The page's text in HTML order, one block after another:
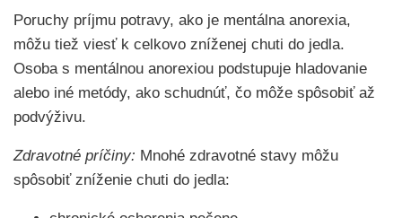
Poruchy príjmu potravy, ako je mentálna anorexia,
môžu tiež viesť k celkovo zníženej chuti do jedla.
Osoba s mentálnou anorexiou podstupuje hladovanie
alebo iné metódy, ako schudnúť, čo môže spôsobiť až
podvýživu.
Zdravotné príčiny: Mnohé zdravotné stavy môžu
spôsobiť zníženie chuti do jedla: